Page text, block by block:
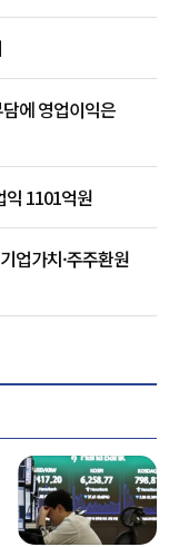
에 영업이익은
1101억원
업가치·주주환원